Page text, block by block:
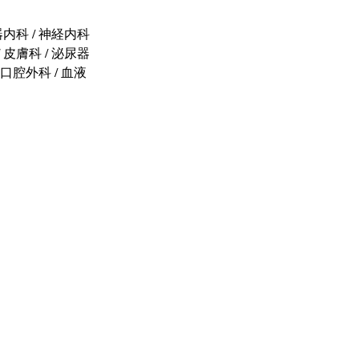
科 / 神経内科
膚科 / 泌尿器
腔外科 / 血液